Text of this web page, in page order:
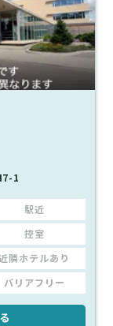
1
駅近
控室
隣ホテルあり
バリアフリー